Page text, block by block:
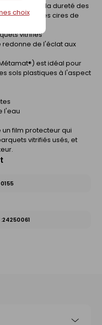
choix
associe la dureté des
des cires de
et un
vitrifiés
redonne de l'éclat aux
(Métamat®) est idéal pour
sols plastiques à l'aspect
l'eau
un film protecteur qui
vitrifiés usés, et
24250061